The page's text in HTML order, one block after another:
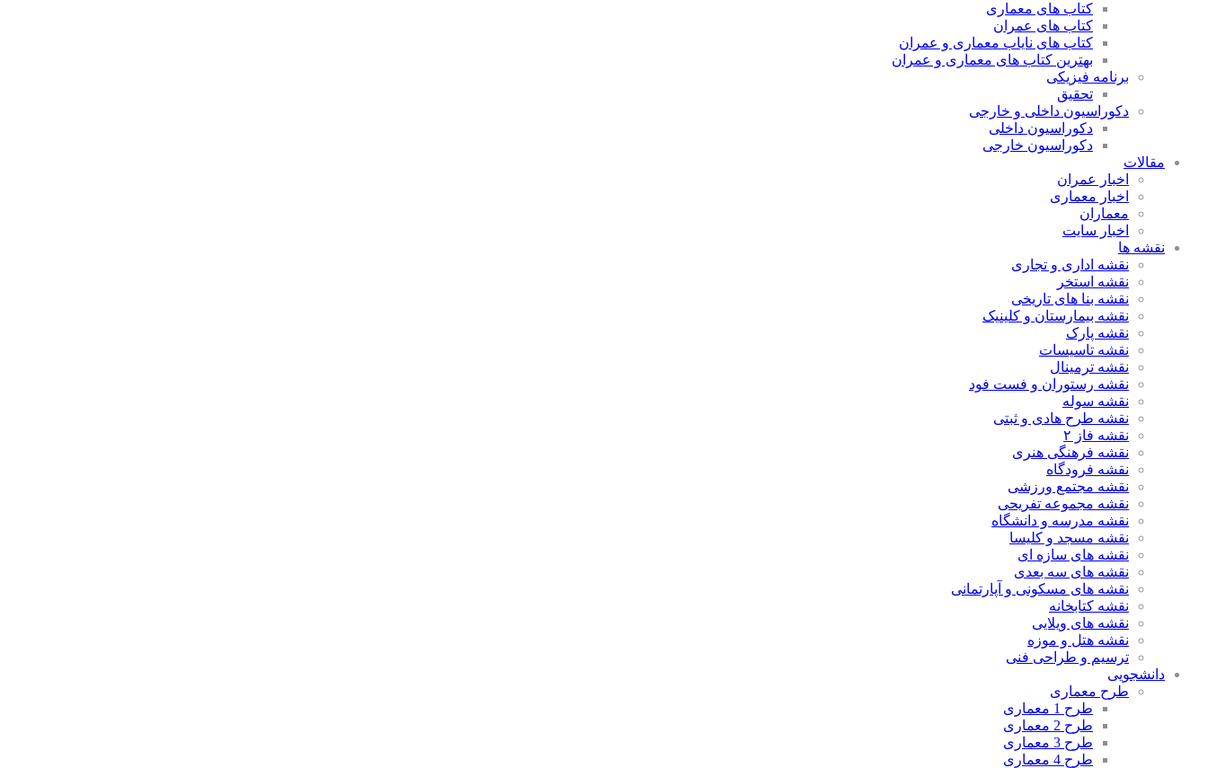
کتاب های معماری
کتاب های عمران
کتاب های نایاب معماری و عمران
بهترین کتاب های معماری و عمران
برنامه فیزیکی
تحقیق
دکوراسیون داخلی و خارجی
دکوراسیون داخلی
دکوراسیون خارجی
مقالات
اخبار عمران
اخبار معماری
معماران
اخبار سایت
نقشه ها
نقشه اداری و تجاری
نقشه استخر
نقشه بنا های تاریخی
نقشه بیمارستان و کلینیک
نقشه پارک
نقشه تاسیسات
نقشه ترمینال
نقشه رستوران و فست فود
نقشه سوله
نقشه طرح هادی و ثبتی
نقشه فاز ۲
نقشه فرهنگی هنری
نقشه فرودگاه
نقشه مجتمع ورزشی
نقشه مجموعه تفریحی
نقشه مدرسه و دانشگاه
نقشه مسجد و کلیسا
نقشه های سازه ای
نقشه های سه بعدی
نقشه های مسکونی و آپارتمانی
نقشه کتابخانه
نقشه های ویلایی
نقشه هتل و موزه
ترسیم و طراحی فنی
دانشجویی
طرح معماری
طرح 1 معماری
طرح 2 معماری
طرح 3 معماری
طرح 4 معماری